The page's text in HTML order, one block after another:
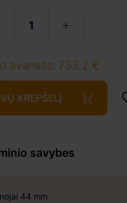
avansas: 733.2 €
KREPŠELĮ
savybes
44 mm